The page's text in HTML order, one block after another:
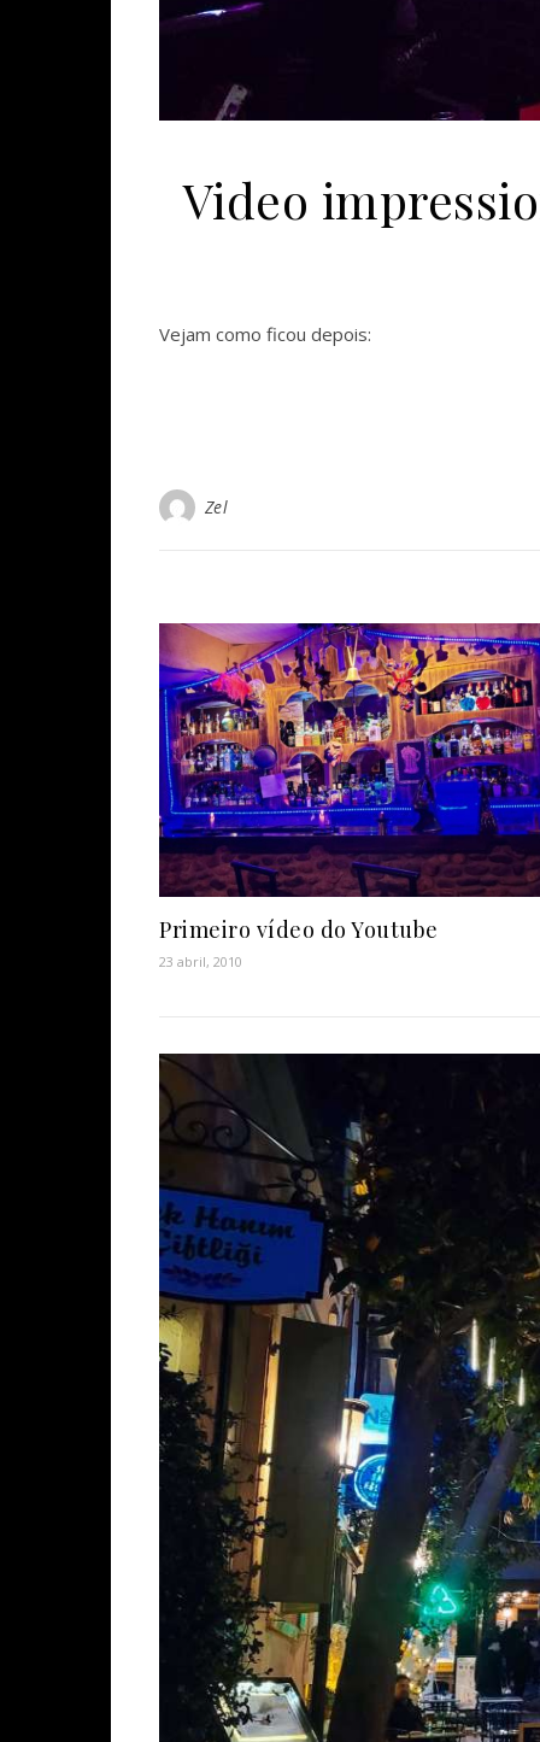
Video
Vejam como ficou depois:
Zel
Primeiro vídeo do Youtube
23 abril, 2010